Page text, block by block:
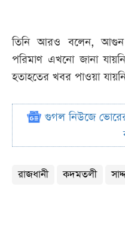
তিনি আরও বলেন, আগুন
পরিমাণ এখনো জানা
হতাহতের খবর পাওয়া
গুগল নিউজে
রাজধানী কদমতলী